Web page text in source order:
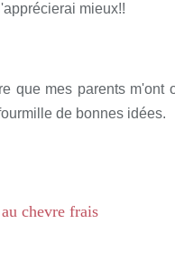
mieux!!
que mes parents m'ont
de bonnes idées.